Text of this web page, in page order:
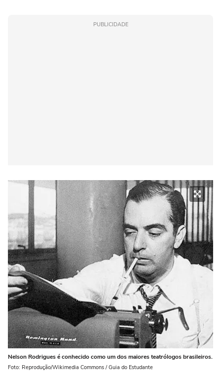
PUBLICIDADE
Nelson Rodrigues é conhecido como um dos maiores teatrólogos brasileiros.
Foto: Reprodução/Wikimedia Commons / Guia do Estudante